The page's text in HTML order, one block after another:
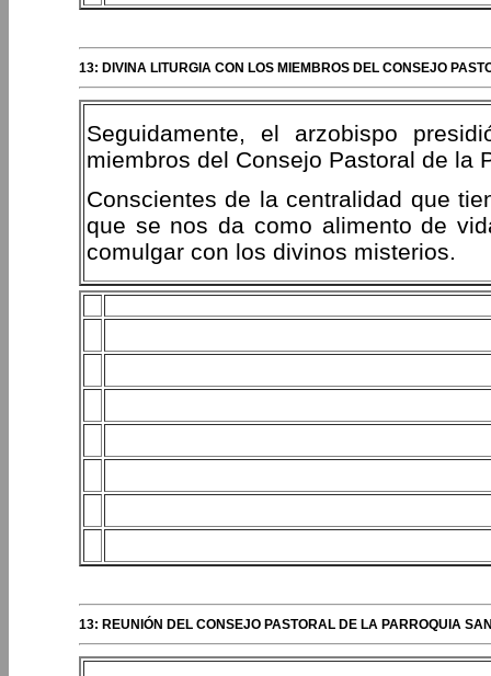
13: DIVINA LITURGIA CON LOS MIEMBROS DEL CONSEJO
Seguidamente, el arzobispo
miembros del Consejo Pastoral de la
Conscientes de la centralidad que
que se nos da como alimento de
comulgar con los divinos misterios.
13: REUNIÓN DEL CONSEJO PASTORAL DE LA PARROQUIA